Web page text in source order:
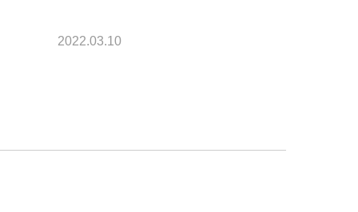
2022.03.10